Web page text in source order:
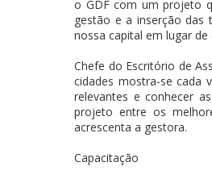
o GDF com um projeto
gestão e a inserção das
nossa capital em lugar
Chefe do Escritório de
cidades mostra-se cada
relevantes e conhecer
projeto entre os
acrescenta a gestora.
Capacitação